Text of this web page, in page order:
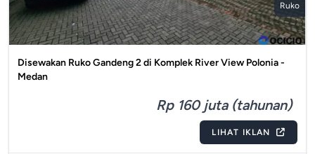
Ruko
Disewakan Ruko Gandeng 2 di Komplek River View Polonia -
Medan
Rp 160 juta (tahunan)
LIHAT IKLAN